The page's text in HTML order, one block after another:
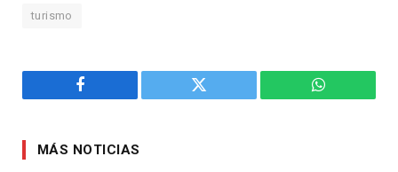
turismo
Facebook Twitter WhatsApp
MÁS NOTICIAS